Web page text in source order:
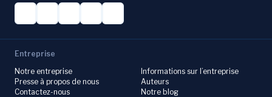
Entreprise
Notre entreprise
Presse à propos de nous
Contactez-nous
Informations sur l’entreprise
Auteurs
Notre blog